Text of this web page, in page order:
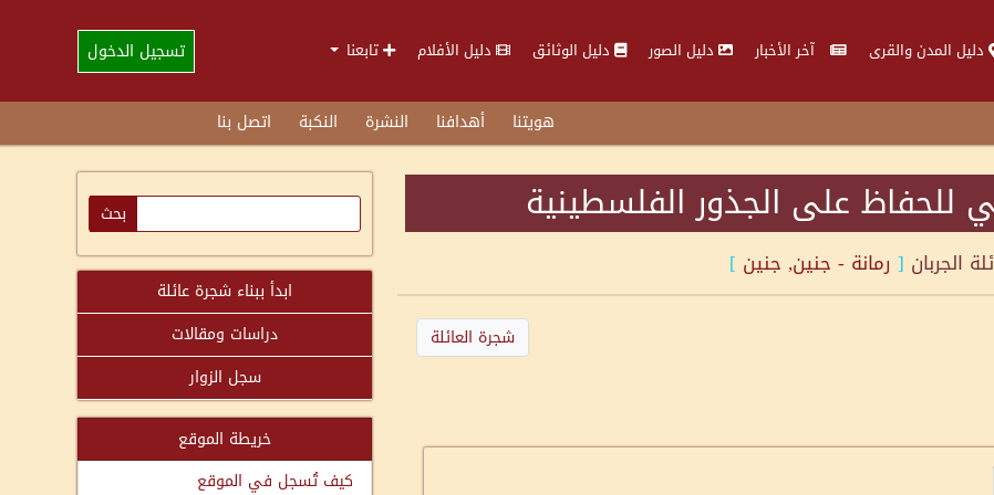
دليل المدن والقرى آخر الأخبار دليل الصور دليل الوثائق دليل الأفلام تابعنا تسجيل الدخول
هويتنا أهدافنا النشرة النكبة اتصل بنا
للحفاظ على الجذور الفلسطينية
الجربان [ رمانة - جنين, جنين ]
شجرة العائلة
ابدأ ببناء شجرة عائلة
دراسات ومقالات
سجل الزوار
خريطة الموقع
كيف تُسجل في الموقع